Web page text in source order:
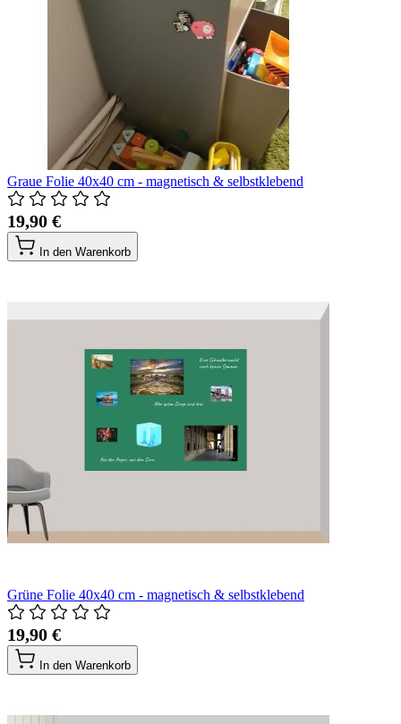
Graue Folie 40x40 cm - magnetisch & selbstklebend
19,90 €
In den Warenkorb
Grüne Folie 40x40 cm - magnetisch & selbstklebend
19,90 €
In den Warenkorb